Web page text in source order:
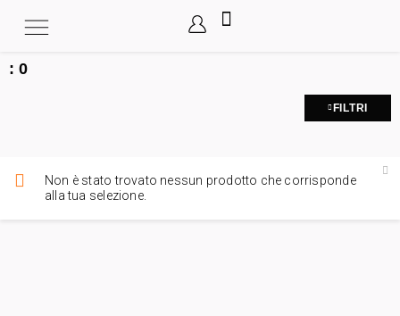
:0
FILTRI
Non è stato trovato nessun prodotto che corrisponde
alla tua selezione.